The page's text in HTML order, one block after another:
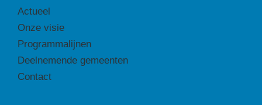
Actueel
Onze visie
Programmalijnen
Deelnemende gemeenten
Contact